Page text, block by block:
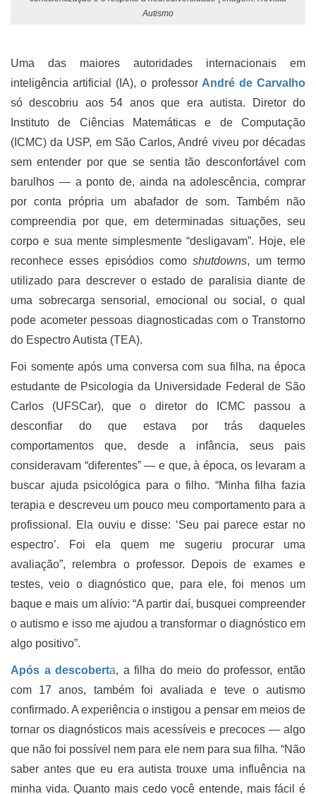
Autismo
Uma das maiores autoridades internacionais em
inteligência artificial (IA), o professorAndré de Carvalho
só descobriu aos 54 anos que era autista. Diretor do
Instituto de Ciências Matemáticas e de Computação
(ICMC) da USP, em São Carlos, André viveu por décadas
sem entender por que se sentia tão desconfortável com
barulhos — a ponto de, ainda na adolescência, comprar
por conta própria um abafador de som. Também não
compreendia por que, em determinadas situações, seu
corpo e sua mente simplesmente “desligavam”. Hoje, ele
reconhece esses episódios comoshutdowns, um termo
utilizado para descrever o estado de paralisia diante de
uma sobrecarga sensorial, emocional ou social, o qual
pode acometer pessoas diagnosticadas com o Transtorno
do Espectro Autista (TEA).
Foi somente após uma conversa com sua filha, na época
estudante de Psicologia da Universidade Federal de São
Carlos (UFSCar), que o diretor do ICMC passou a
desconfiar do que estava por trás daqueles
comportamentos que, desde a infância, seus pais
consideravam “diferentes” — e que, à época, os levaram a
buscar ajuda psicológica para o filho. “Minha filha fazia
terapia e descreveu um pouco meu comportamento para a
profissional. Ela ouviu e disse: ‘Seu pai parece estar no
espectro’. Foi ela quem me sugeriu procurar uma
avaliação”, relembra o professor. Depois de exames e
testes, veio o diagnóstico que, para ele, foi menos um
baque e mais um alívio: “A partir daí, busquei compreender
o autismo e isso me ajudou a transformar o diagnóstico em
algo positivo”.
Após a descoberta, a filha do meio do professor, então
com 17 anos, também foi avaliada e teve o autismo
confirmado. A experiência o instigou a pensar em meios de
tornar os diagnósticos mais acessíveis e precoces — algo
que não foi possível nem para ele nem para sua filha. “Não
saber antes que eu era autista trouxe uma influência na
minha vida. Quanto mais cedo você entende, mais fácil é